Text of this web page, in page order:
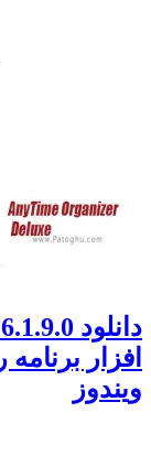
افزار
ویندوز